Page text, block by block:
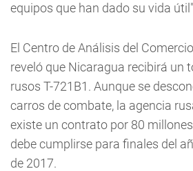
equipos que han dado su vida
El Centro de Análisis del
reveló que Nicaragua recibirá un
rusos T-721B1. Aunque se
carros de combate, la agencia
existe un contrato por 80
debe cumplirse para finales del
de 2017.